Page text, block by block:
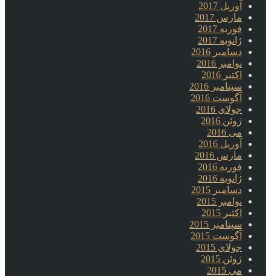
آوریل 2017
مارس 2017
فوریه 2017
ژانویه 2017
دسامبر 2016
نوامبر 2016
اکتبر 2016
سپتامبر 2016
آگوست 2016
جولای 2016
ژوئن 2016
می 2016
آوریل 2016
مارس 2016
فوریه 2016
ژانویه 2016
دسامبر 2015
نوامبر 2015
اکتبر 2015
سپتامبر 2015
آگوست 2015
جولای 2015
ژوئن 2015
می 2015